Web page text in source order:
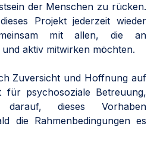
der Menschen zu rücken.
Projekt jederzeit wieder
mit allen, die an
aktiv mitwirken möchten.
Zuversicht und Hoffnung auf
für psychosoziale Betreuung,
dieses Vorhaben
die Rahmenbedingungen es